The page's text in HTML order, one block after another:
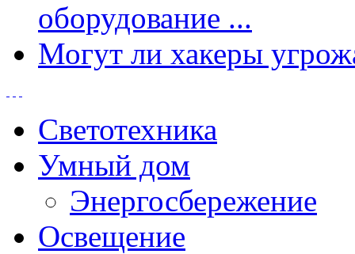
оборудование ...
Могут ли хакеры
Светотехника
Умный дом
Энергосбережение
Освещение